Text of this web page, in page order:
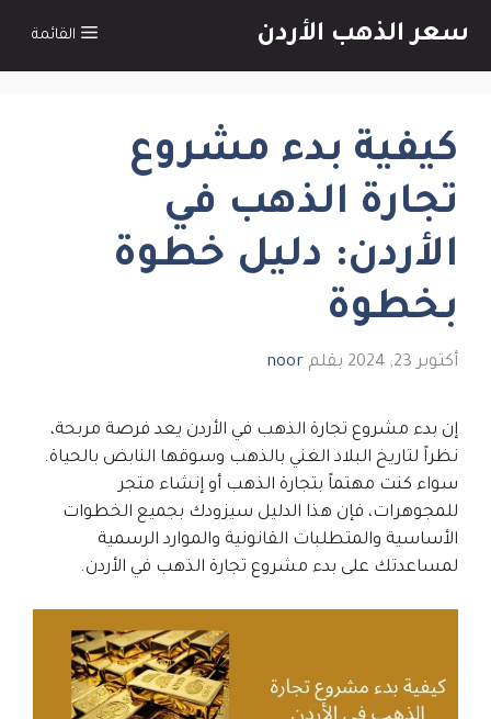
المحتوى
سعر الذهب اﻷردن القائمة
كيفية بدء مشروع
تجارة الذهب في
الأردن: دليل خطوة
بخطوة
أكتوبر 23, 2024 بقلم noor
إن بدء مشروع تجارة الذهب في الأردن يعد فرصة مربحة،
نظراً لتاريخ البلاد الغني بالذهب وسوقها النابض بالحياة.
سواء كنت مهتماً بتجارة الذهب أو إنشاء متجر
للمجوهرات، فإن هذا الدليل سيزودك بجميع الخطوات
الأساسية والمتطلبات القانونية والموارد الرسمية
لمساعدتك على بدء مشروع تجارة الذهب في الأردن.